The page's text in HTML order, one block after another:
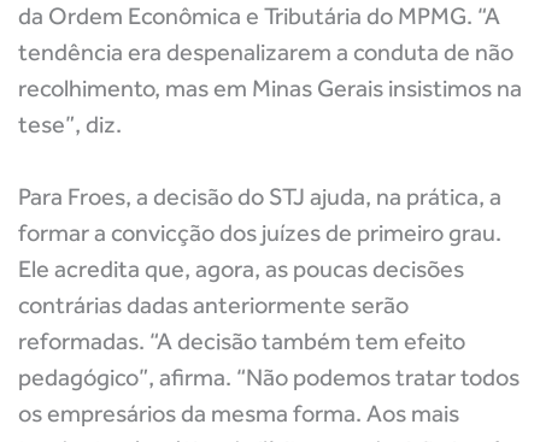
da Ordem Econômica e Tributária do MPMG. “A
tendência era despenalizarem a conduta de não
recolhimento, mas em Minas Gerais insistimos na
tese”, diz.
Para Froes, a decisão do STJ ajuda, na prática, a
formar a convicção dos juízes de primeiro grau.
Ele acredita que, agora, as poucas decisões
contrárias dadas anteriormente serão
reformadas. “A decisão também tem efeito
pedagógico”, afirma. “Não podemos tratar todos
os empresários da mesma forma. Aos mais